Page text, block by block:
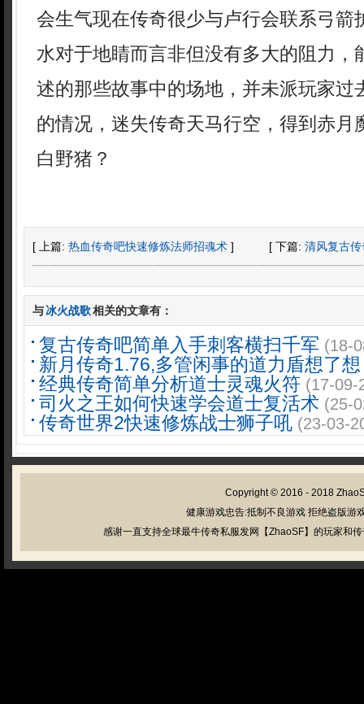
会生气现在传奇很少与卢行会联系弓箭
水对于地睛而言非但没有多大的阻力，
述的那些故事中的场地，并未派玩家过
的情况，迷失传奇天马行空，得到赤月
白野猪？
[ 上篇: 热血传奇吧快速修炼法师招魂术 ] [ 下篇: 清风复古
与冰火战歌相关的文章有：
复古传奇吧简单入手刺客横扫千军 (18-
新月传奇1.76,多管闲事的道力盾想了想
经典传奇简单分析道士灵魂火符 (17-09-
司火之王如何快速学会道士复活术 (25-
传奇世界2快速修炼战士狮子吼 (23-03-
Copyright © 2016 - 2018
健康游戏忠告:抵制不良游戏 拒绝盗版游
感谢一直支持全球最牛传奇私服发网【ZhaoSF】的玩家和